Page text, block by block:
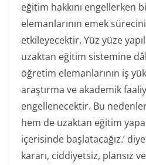
eğitim hakkını engellerken
elemanlarının emek
etkileyecektir. Yüz yüze
uzaktan eğitim sistemine
öğretim elemanlarının iş
araştırma ve akademik
engellenecektir. Bu
hem de uzaktan eğitim
içerisinde başlatacağız.’
kararı, ciddiyetsiz, plansız